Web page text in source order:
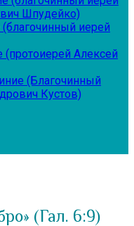
Шпудейко)
иерей
(протоиерей Алексей
(Благочинный
Кустов)
(Гал. 6:9)